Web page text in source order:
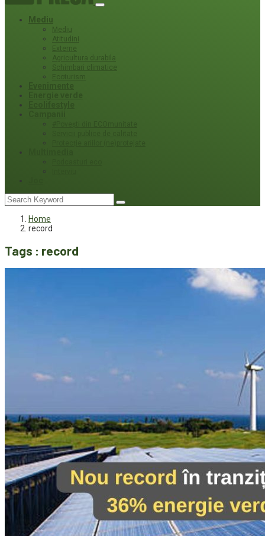
Mediu
Mediu
Atitudini
Externe
Agricultura durabila
Schimbari climatice
Ecoturism
Home
record
Tags : record